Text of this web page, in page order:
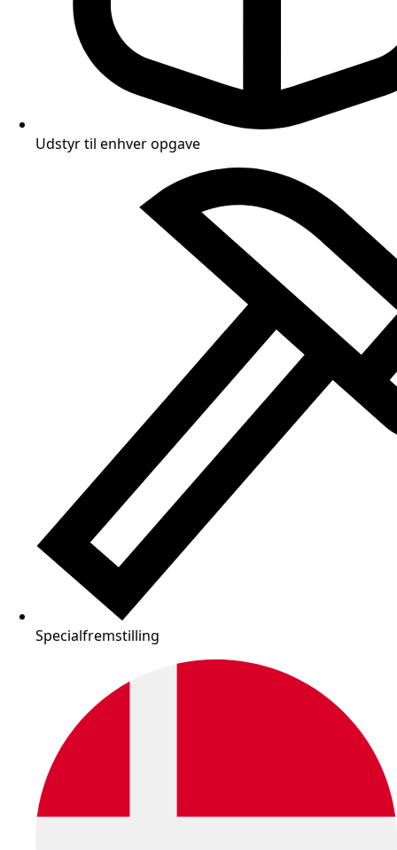
Udstyr til enhver opgave
Specialfremstilling